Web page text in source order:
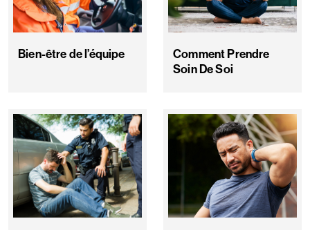
Bien-être de l’équipe
Comment Prendre
Soin De Soi